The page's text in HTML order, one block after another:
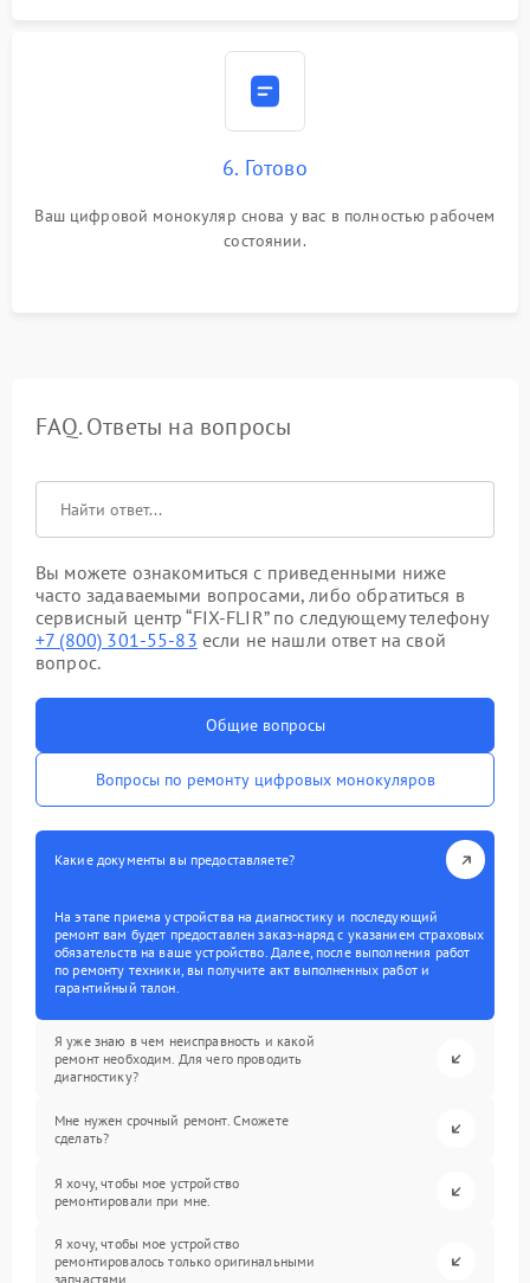
6. Готово
Ваш цифровой монокуляр снова у вас в полностью рабочем
состоянии.
FAQ. Ответы на вопросы
Вы можете ознакомиться с приведенными ниже
часто задаваемыми вопросами, либо обратиться в
сервисный центр “FIX-FLIR” по следующему телефону
+7 (800) 301-55-83 если не нашли ответ на свой
вопрос.
Общие вопросы
Вопросы по ремонту цифровых монокуляров
Какие документы вы предоставляете?
На этапе приема устройства на диагностику и последующий
ремонт вам будет предоставлен заказ-наряд с указанием страховых
обязательств на ваше устройство. Далее, после выполнения работ
по ремонту техники, вы получите акт выполненных работ и
гарантийный талон.
Я уже знаю в чем неисправность и какой
ремонт необходим. Для чего проводить
диагностику?
Мне нужен срочный ремонт. Сможете
сделать?
Я хочу, чтобы мое устройство
ремонтировали при мне.
Я хочу, чтобы мое устройство
ремонтировалось только оригинальными
запчастями.